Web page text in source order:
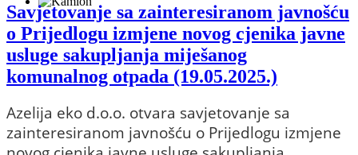
Savjetovanje sa zainteresiranom javnošću
o Prijedlogu izmjene novog cjenika javne
usluge sakupljanja miješanog
komunalnog otpada (19.05.2025.)
Azelija eko d.o.o. otvara savjetovanje sa
zainteresiranom javnošću o Prijedlogu izmjene